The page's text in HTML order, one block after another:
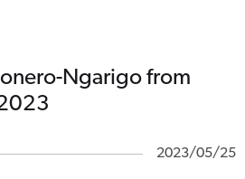
Ngarigo from
2023/05/25